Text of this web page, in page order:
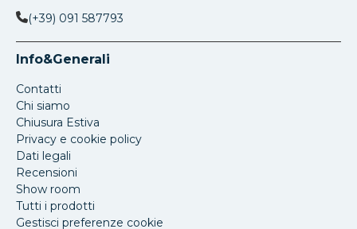
(+39) 091 587793
Info&Generali
Contatti
Chi siamo
Chiusura Estiva
Privacy e cookie policy
Dati legali
Recensioni
Show room
Tutti i prodotti
Gestisci preferenze cookie